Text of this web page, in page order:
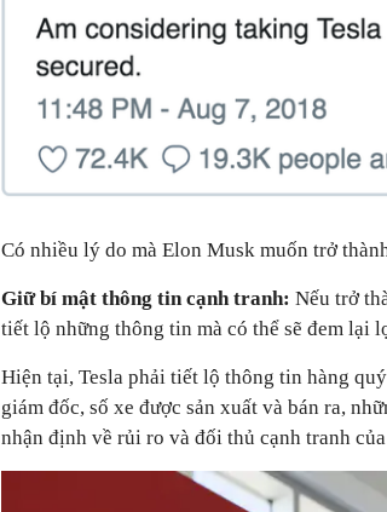
Có nhiều lý do mà Elon Musk muốn trở
Giữ bí mật thông tin cạnh tranh: Nếu trở
tiết lộ những thông tin mà có thể sẽ đem lại
Hiện tại, Tesla phải tiết lộ thông tin hàng
giám đốc, số xe được sản xuất và bán ra,
nhận định về rủi ro và đối thủ cạnh tranh